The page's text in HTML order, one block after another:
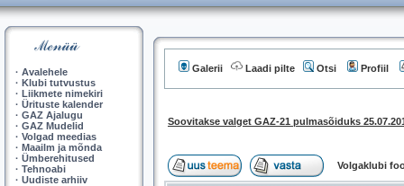
· Avalehele
· Klubi tutvustus
· Liikmete nimekiri
· Ürituste kalender
· GAZ Ajalugu
· GAZ Mudelid
· Volgad meedias
· Maailm ja mõnda
· Ümberehitused
· Tehnoabi
· Uudiste arhiiv
Galerii Laadi pilte Otsi Profiil
Soovitakse valget GAZ-21 pulmasõiduks
Volgaklubi